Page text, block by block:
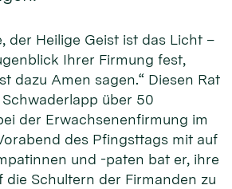
der Heilige Geist ist das Licht –
Ihrer Firmung fest,
dazu Amen sagen.“ Diesen Rat
über 50
der Erwachsenenfirmung im
des Pfingsttags mit auf
und -paten bat er, ihre
die Schultern der Firmanden zu